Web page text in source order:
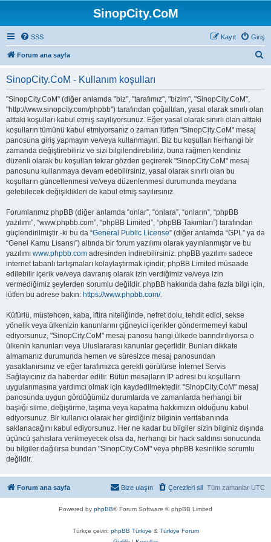
SinopCity.CoM
SSS Giriş
Kayıt
Forum ana sayfa
SinopCity.CoM - Kullanım koşulları
"SinopCity.CoM" (diğer anlamda "biz", "tarafımız", "bizim", "SinopCity.CoM",
"http://www.sinopcity.com/phpbb") tarafından çoğaltılan, yasal olarak sınırlı olan
alttaki koşulları kabul etmiş sayılıyorsunuz. Eğer yasal olarak sınırlı olan alttaki
koşulların tümünü kabul etmiyorsanız o zaman lütfen "SinopCity.CoM" mesaj
panosuna giriş yapmayın ve/veya kullanmayın. Biz bu koşulları herhangi bir
zamanda değiştirebiliriz ve sizi bilgilendirebiliriz, buna rağmen kendiniz
düzenli olarak bu koşulları tekrar gözden geçirerek "SinopCity.CoM" mesaj
panosunu kullanmaya devam edebilirsiniz, yasal olarak sınırlı olan bu
koşulların güncellenmesi ve/veya düzenlenmesi durumunda meydana
gelebilecek değişiklikleri de kabul etmiş sayılırsınız.
Forumlarımız phpBB (diğer anlamda “onlar”, “onlara”, “onların”, “phpBB
yazılımı”, “www.phpbb.com”, “phpBB Limited”, “phpBB Takımları”) tarafından
güçlendirilmiştir -ki bu da “General Public License” (diğer anlamda “GPL” ya da
“Genel Kamu Lisansı”) altında bir forum yazılımı olarak yayınlanmıştır ve bu
yazılımı www.phpbb.com adresinden indirebilirsiniz. phpBB yazılımı sadece
internet tabanlı tartışmaları kolaylaştırmak içindir; phpBB Limited müsaade
edilebilir içerik ve/veya davranış olarak izin verdiğimiz ve/veya izin
vermediğimiz şeylerden sorumlu değildir. phpBB hakkında daha fazla bilgi için,
lütfen bu adrese bakın: https://www.phpbb.com/.
Küfürlü, müstehcen, kaba, iftira niteliğinde, nefret dolu, tehdit edici, sekse
yönelik veya ülkenizin kanunlarını çiğneyici içerikler göndermemeyi kabul
ediyorsunuz, "SinopCity.CoM" mesaj panosu hangi ülkede barındırılıyorsa o
ülkenin kanunları veya Uluslararası kanunlar geçerlidir. Bunları dikkate
almamanız durumunda hemen ve süresizce mesaj panosundan
yasaklanırsınız ve eğer tarafımızca gerekli görülürse İnternet Servis
Sağlayıcınız da haberdar edilir. Bütün mesajların IP adresi bu koşulların
uygulanmasına yardımcı olmak için kaydedilmektedir. "SinopCity.CoM" mesaj
panosunda uygun gördüğümüz durumlarda ve zamanlarda herhangi bir
başlığı silme, değiştirme, taşıma veya kapatma hakkımızın olduğunu kabul
ediyorsunuz. Bir kullanıcı olarak her girdiğiniz bilginin veritabanında
saklanacağını kabul ediyorsunuz. Her ne kadar bu bilgiler sizin bilginiz dışında
üçüncü şahıslara verilmeyecek olsa da, herhangi bir hack saldırısı sonucunda
bu bilgiler dağılırsa bundan "SinopCity.CoM" veya phpBB kesinlikle sorumlu
değildir.
Forum ana sayfa Tüm zamanlar UTC
Çerezleri sil
Bize ulaşın
Powered by phpBB® Forum Software © phpBB Limited
Türkçe çeviri: phpBB Türkiye & Türkiye Forum